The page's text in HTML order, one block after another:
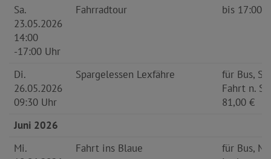
Sa.
23.05.2026
14:00
-17:00 Uhr
Fahrradtour bis 17:00
Di.
26.05.2026
09:30 Uhr
Spargelessen Lexfähre
für Bus,
Fahrt n.
81,00 €
Juni 2026
Mi.
Fahrt ins Blaue
für Bus,